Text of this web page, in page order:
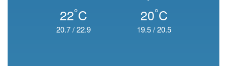
22°C
20.7/22.9
20°C
19.5/20.5